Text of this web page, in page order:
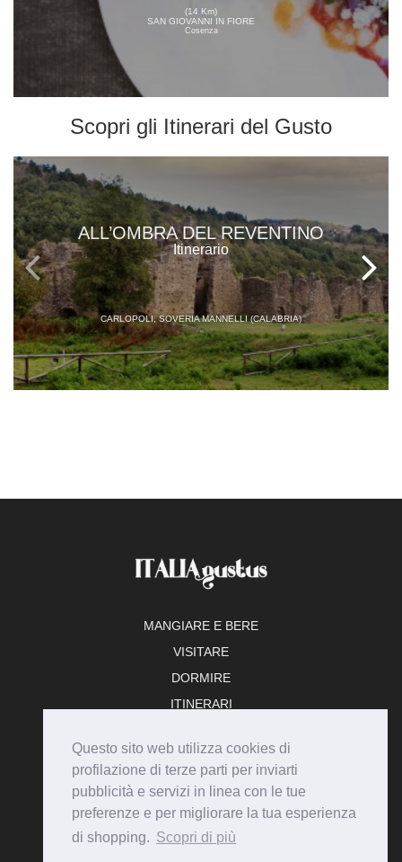
Questo sito web utilizza cookies di
profilazione di terze parti per inviarti
pubblicità e servizi in linea con le tue
preferenze e per migliorare la tua esperienza
di shopping. Scopri di più
(14 Km)
SAN GIOVANNI IN FIORE
Cosenza
Scopri gli Itinerari del Gusto
ALL’OMBRA DEL REVENTINO
Itinerario
CARLOPOLI, SOVERIA MANNELLI (CALABRIA)
MANGIARE E BERE
VISITARE
DORMIRE
ITINERARI
ADERISCI